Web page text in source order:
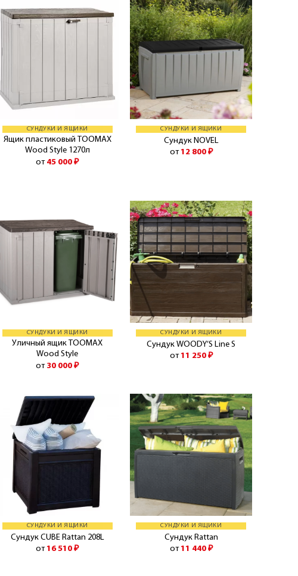
СУНДУКИ И ЯЩИКИ
Ящик пластиковый TOOMAX
Wood Style 1270л
от 45 000₽
СУНДУКИ И ЯЩИКИ
Сундук NOVEL
от 12 800 ₽
СУНДУКИ И ЯЩИКИ
Уличный ящик TOOMAX
Wood Style
от 30 000₽
СУНДУКИ И ЯЩИКИ
Сундук WOODY’S Line S
от 11 250 ₽
СУНДУКИ И ЯЩИКИ
Сундук CUBE Rattan 208L
от 16 510₽
СУНДУКИ И ЯЩИКИ
Сундук Rattan
от 11 440 ₽